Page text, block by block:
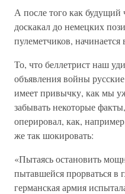
А после того как
доскакал до немецких
пулеметчиков, начинается
То, что беллетрист наш
объявления войны
имеет привычку, как мы
забывать некоторые
оперировал, как,
же так шокировать:
«Пытаясь остановить
пытавшейся прорваться в
германская армия